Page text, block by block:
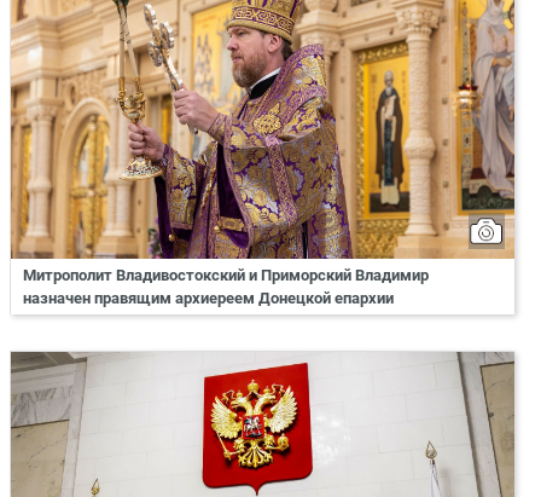
Митрополит Владивостокский и Приморский Владимир
назначен правящим архиереем Донецкой епархии